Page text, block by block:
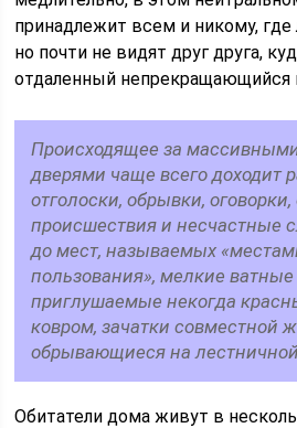
принадлежит всем и никому,
но почти не видят друг друга,
отдаленный
Происходящее за
дверями чаще всего доходит
отголоски, обрывки,
происшествия и несчастные
до мест, называемых
пользования», мелкие ватные
приглушаемые некогда
ковром, зачатки совместной
обрывающиеся на
Обитатели дома живут в